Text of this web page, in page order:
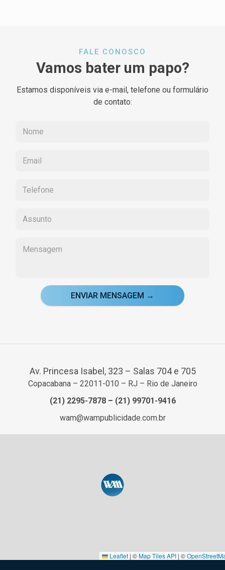
FALE CONOSCO
Vamos bater um papo?
Estamos disponíveis via e-mail, telefone ou formulário
de contato:
ENVIAR MENSAGEM →
Av. Princesa Isabel, 323 – Salas 704 e 705
Copacabana – 22011-010 – RJ – Rio de Janeiro
(21) 2295-7878– (21) 99701-9416
wam@wampublicidade.com.br
Leaflet | ©Map Tiles API | ©